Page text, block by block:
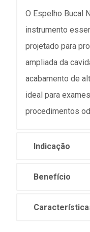
O Espelho Bucal
instrumento
projetado para
ampliada da
acabamento de
ideal para
procedimentos
Indicação
Benefício